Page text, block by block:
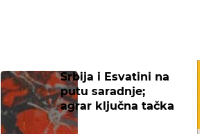
Srbija i Esvatini na
putu saradnje;
agrar ključna tačka